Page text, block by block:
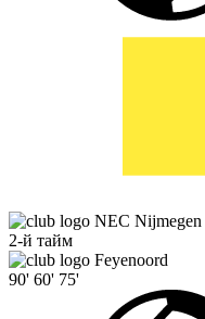
NEC Nijmegen
2-й тайм
Feyenoord
90' 60' 75'